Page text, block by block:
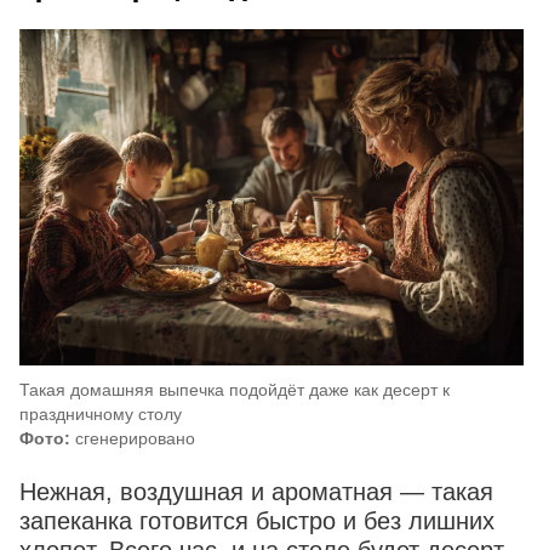
Такая домашняя выпечка подойдёт даже как десерт к
праздничному столу
Фото: сгенерировано
Нежная, воздушная и ароматная — такая
запеканка готовится быстро и без лишних